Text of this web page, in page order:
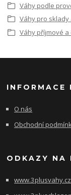
Váhy podle
Váhy pro sklady
Váhy příjmové
INFORMACE
O nás
Obchodní
ODKAZY NA
www.3plusvahy.cz